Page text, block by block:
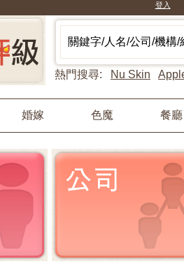
登入
熱門搜尋: Nu Skin
婚嫁 色魔 餐廳